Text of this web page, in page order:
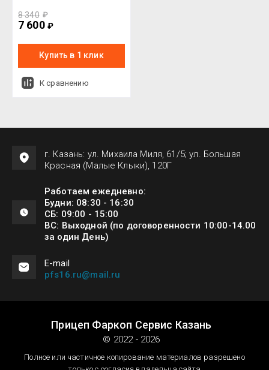
8 340 ₽
7 600 ₽
Купить в 1 клик
К сравнению
г. Казань: ул. Михаила Миля, 61/5; ул. Большая
Красная (Малые Клыки), 120Г
Работаем ежедневно:
Будни: 08:30 - 16:30
СБ: 09:00 - 15:00
ВС: Выходной (по договоренности 10:00-14.00
за один День)
Е-mail
pfs16.ru@mail.ru
Прицеп Фаркоп Сервис Казань
© 2022 - 2026
Полное или частичное копирование материалов разрешено